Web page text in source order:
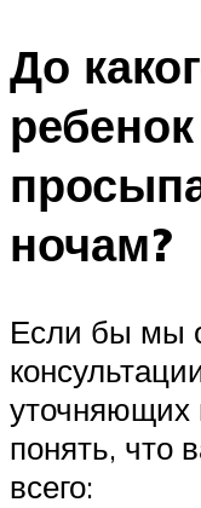
До
ночам?
Если бы мы
уточняющих
понять, что
всего: